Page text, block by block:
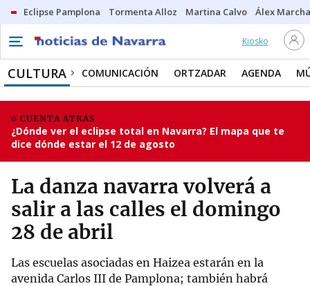
Eclipse Pamplona Tormenta Alloz Martina Calvo Álex
Kiosko
CULTURA COMUNICACIÓN ORTZADAR AGENDA
CUENTA ATRÁS
¿Dónde ver el eclipse total en Navarra? El mapa que te
dice dónde estar el 12 de agosto
La danza navarra volverá a
salir a las calles el domingo
28 de abril
Las escuelas asociadas en Haizea estarán en la
avenida Carlos III de Pamplona; también habrá